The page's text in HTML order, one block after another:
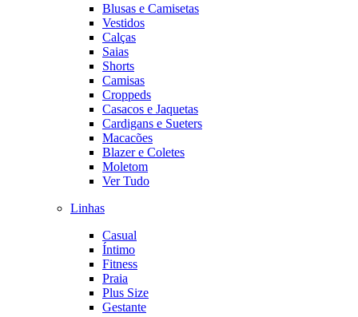
Blusas e Camisetas
Vestidos
Calças
Saias
Shorts
Camisas
Croppeds
Casacos e Jaquetas
Cardigans e Sueters
Macacões
Blazer e Coletes
Moletom
Ver Tudo
Linhas
Casual
Íntimo
Fitness
Praia
Plus Size
Gestante